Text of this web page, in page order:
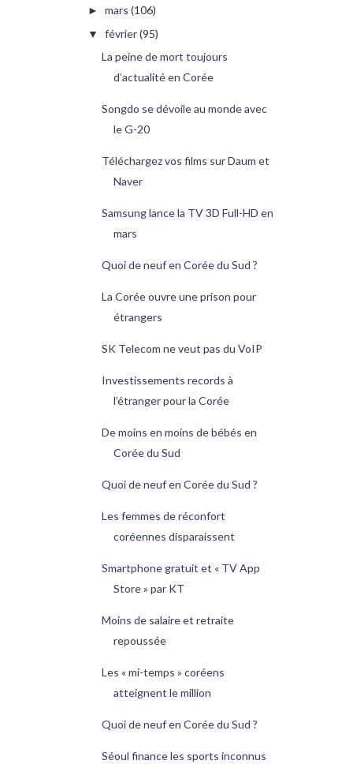
► mars (106)
▼ février(95)
La peine de mort toujours
d’actualité en Corée
Songdo se dévoile au monde avec
le G-20
Téléchargez vos films sur Daum et
Naver
Samsung lance la TV 3D Full-HD en
mars
Quoi de neuf en Corée du Sud ?
La Corée ouvre une prison pour
étrangers
SK Telecom ne veut pas du VoIP
Investissements records à
l’étranger pour la Corée
De moins en moins de bébés en
Corée du Sud
Quoi de neuf en Corée du Sud ?
Les femmes de réconfort
coréennes disparaissent
Smartphone gratuit et « TV App
Store » par KT
Moins de salaire et retraite
repoussée
Les « mi-temps » coréens
atteignent le million
Quoi de neuf en Corée du Sud ?
Séoul finance les sports inconnus